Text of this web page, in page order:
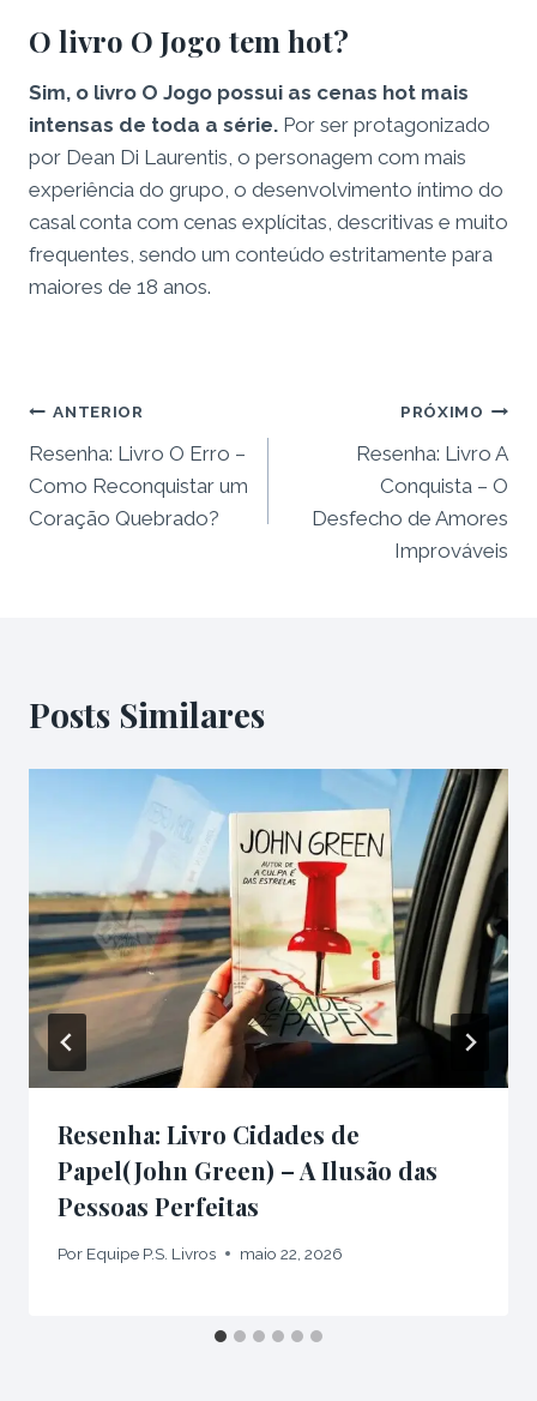
O livro O Jogo tem hot?
Sim, o livro O Jogo possui as cenas hot mais
intensas de toda a série. Por ser protagonizado
por Dean Di Laurentis, o personagem com mais
experiência do grupo, o desenvolvimento íntimo do
casal conta com cenas explícitas, descritivas e muito
frequentes, sendo um conteúdo estritamente para
maiores de 18 anos.
Navegação
de
Post
ANTERIOR
Resenha: Livro O Erro –
Como Reconquistar um
Coração Quebrado?
PRÓXIMO
Resenha: Livro A
Conquista – O
Desfecho de Amores
Improváveis
Posts Similares
Resenha: Livro Cidades de
Papel(John Green) – A Ilusão das
Pessoas Perfeitas
Por Equipe P.S. Livros maio 22, 2026